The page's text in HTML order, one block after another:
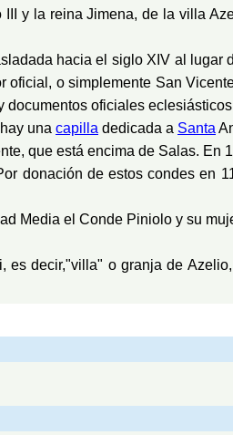
y la reina Jimena, de la villa
hacia el siglo XIV al lugar
o simplemente San
oficiales
una capilla dedicada a Santa
que está encima de Salas. En
donación de estos condes en
Media el Conde Piniolo y su
es decir,"villa" o granja de